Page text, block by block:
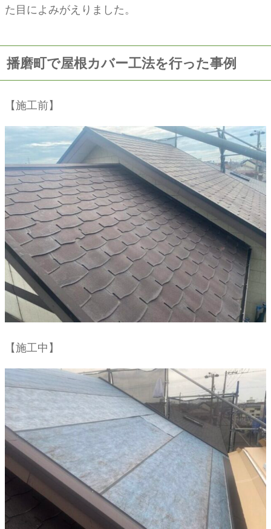
た目によみがえりました。
播磨町で屋根カバー工法を行った事例
【施工前】
【施工中】